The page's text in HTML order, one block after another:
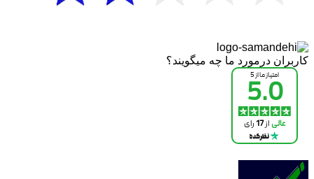
کاربران درمورد ما چه میگویند؟